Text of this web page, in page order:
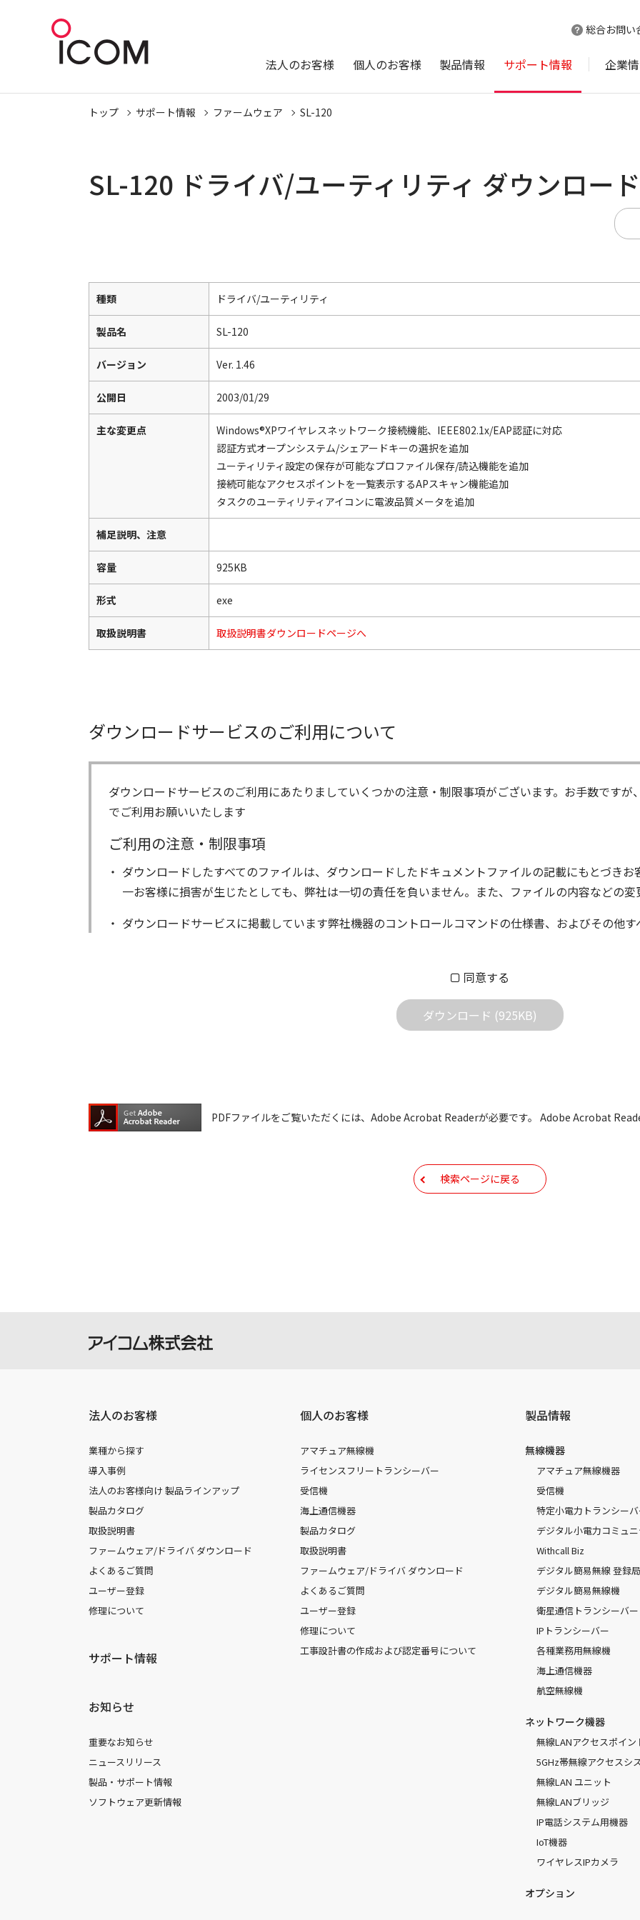
総合お問い
法人のお客様 個人のお客様 製品情報 サポート情報 企業
トップ サポート情報 ファームウェア SL-120
SL-120 ドライバ/ユーティリティ ダウンロード
種類 ドライバ/ユーティリティ
製品名 SL-120
バージョン Ver. 1.46
公開日 2003/01/29
主な変更点
Windows®XPワイヤレスネットワーク接続機能、IEEE802.1x/EAP認証に対応
認証方式オープンシステム/シェアードキーの選択を追加
ユーティリティ設定の保存が可能なプロファイル保存/読込機能を追加
接続可能なアクセスポイントを一覧表示するAPスキャン機能追加
タスクのユーティリティアイコンに電波品質メータを追加
補足説明、注意
容量 925KB
形式 exe
取扱説明書 取扱説明書ダウンロードページへ
ダウンロードサービスのご利用について
ダウンロードサービスのご利用にあたりましていくつかの注意・制限事項がございます。お手数です
でご利用お願いいたします
ご利用の注意・制限事項
ダウンロードしたすべてのファイルは、ダウンロードしたドキュメントファイルの記載にもとづき
一お客様に損害が生じたとしても、弊社は一切の責任を負いません。また、ファイルの内容などの変
ダウンロードサービスに掲載しています弊社機器のコントロールコマンドの仕様書、およびその他
ファイルの内容は、製品の仕様変更などで予告なく改良及び変更される場合があります。
ウェアデータの書換は、保証期間中でも有償修理となります。あらかじめご了承ください
本サービスは、予告なく中止または内容を変更する場合がございます。あらかじめご了承ください。
同意する
ダウンロード (925KB)
PDFファイルをご覧いただくには、Adobe Acrobat Readerが必要です。 Adobe Acrobat
検索ページに戻る
法人のお客様
業種から探す
導入事例
法人のお客様向け 製品ラインアップ
製品カタログ
取扱説明書
ファームウェア/ドライバ ダウンロード
よくあるご質問
ユーザー登録
修理について
サポート情報
お知らせ
重要なお知らせ
ニュースリリース
製品・サポート情報
ソフトウェア更新情報
個人のお客様
アマチュア無線機
ライセンスフリートランシーバー
受信機
海上通信機器
製品カタログ
取扱説明書
ファームウェア/ドライバ ダウンロード
よくあるご質問
ユーザー登録
修理について
工事設計書の作成および認定番号について
製品情報
無線機器
アマチュア無線機器
受信機
特定小電力トランシー
デジタル小電力コミュ
Withcall Biz
デジタル簡易無線 登録
デジタル簡易無線機
衛星通信トランシーバー
IPトランシーバー
各種業務用無線機
海上通信機器
航空無線機
ネットワーク機器
無線LANアクセスポイン
5GHz帯無線アクセスシ
無線LAN ユニット
無線LANブリッジ
IP電話システム用機器
IoT機器
ワイヤレスIPカメラ
オプション